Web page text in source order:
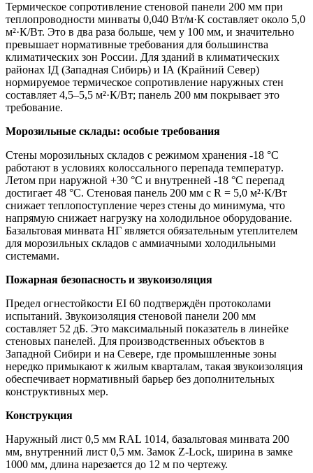
Термическое сопротивление стеновой панели 200 мм при
теплопроводности минваты 0,040 Вт/м·К составляет около 5,0
м²·К/Вт. Это в два раза больше, чем у 100 мм, и значительно
превышает нормативные требования для большинства
климатических зон России. Для зданий в климатических
районах IД (Западная Сибирь) и IА (Крайний Север)
нормируемое термическое сопротивление наружных стен
составляет 4,5–5,5 м²·К/Вт; панель 200 мм покрывает это
требование.
Морозильные склады: особые требования
Стены морозильных складов с режимом хранения -18 °C
работают в условиях колоссального перепада температур.
Летом при наружной +30 °C и внутренней -18 °C перепад
достигает 48 °C. Стеновая панель 200 мм с R = 5,0 м²·К/Вт
снижает теплопоступление через стены до минимума, что
напрямую снижает нагрузку на холодильное оборудование.
Базальтовая минвата НГ является обязательным утеплителем
для морозильных складов с аммиачными холодильными
системами.
Пожарная безопасность и звукоизоляция
Предел огнестойкости EI 60 подтверждён протоколами
испытаний. Звукоизоляция стеновой панели 200 мм
составляет 52 дБ. Это максимальный показатель в линейке
стеновых панелей. Для производственных объектов в
Западной Сибири и на Севере, где промышленные зоны
нередко примыкают к жилым кварталам, такая звукоизоляция
обеспечивает нормативный барьер без дополнительных
конструктивных мер.
Конструкция
Наружный лист 0,5 мм RAL 1014, базальтовая минвата 200
мм, внутренний лист 0,5 мм. Замок Z-Lock, ширина в замке
1000 мм, длина нарезается до 12 м по чертежу.